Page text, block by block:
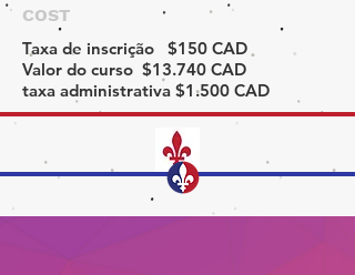
COST
Taxa de inscrição $150 CAD
Valor do curso $13.740 CAD
taxa administrativa $1.500 CAD